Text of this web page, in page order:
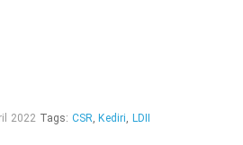
2022 Tags: CSR, Kediri, LDII